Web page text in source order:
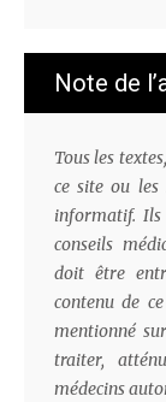
Note de
Tous les
ce site ou
informatif. Ils
conseils
doit être
contenu de
mentionné
traiter,
médecins